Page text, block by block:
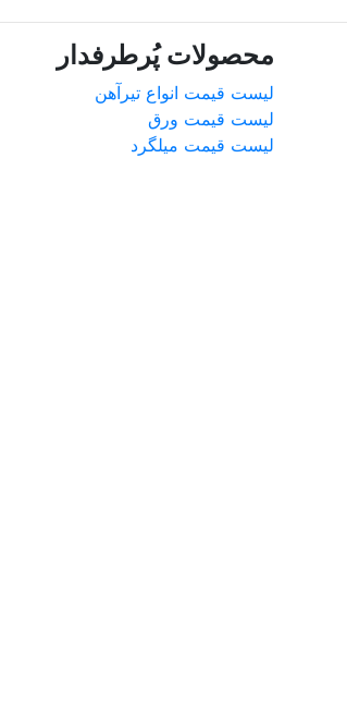
محصولات پُرطرفدار
لیست قیمت انواع تیرآهن
لیست قیمت ورق
لیست قیمت میلگرد